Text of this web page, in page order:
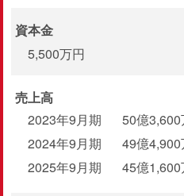
資本金
5,500万円
売上高
2023年9月期
50億3,600
2024年9月期
49億4,900
2025年9月期
45億1,600